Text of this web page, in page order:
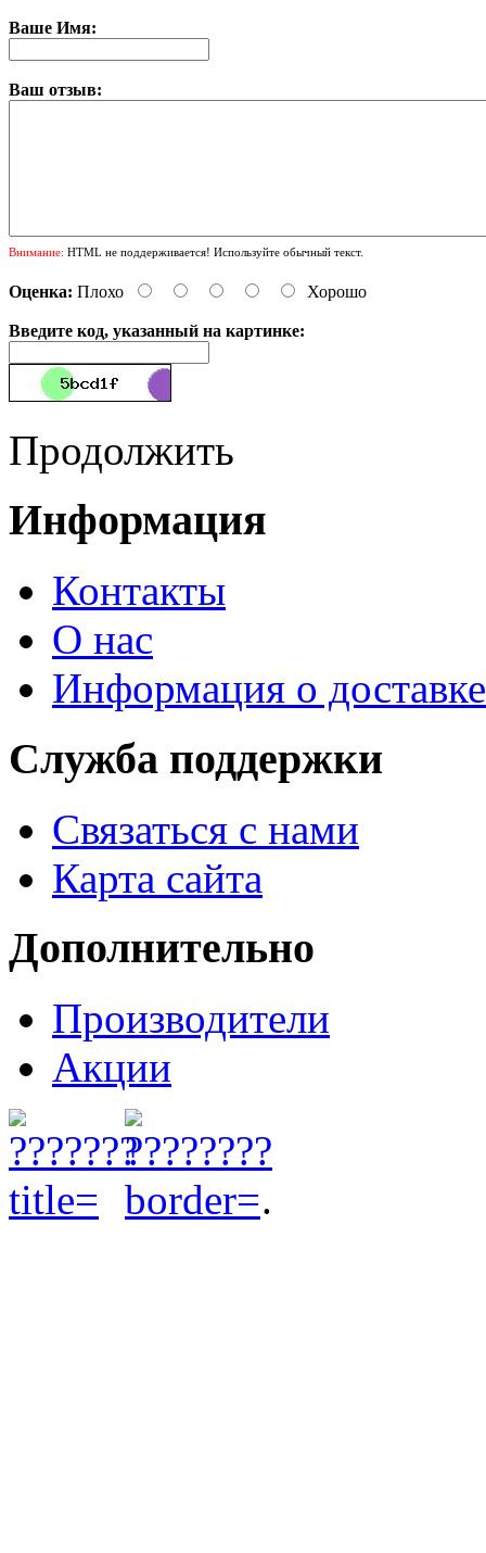
Ваше Имя:
Ваш отзыв:
Внимание: HTML не поддерживается! Используйте обычный текст.
Оценка: Плохо Хорошо
Введите код, указанный на картинке:
Продолжить
Информация
Контакты
О нас
Информация о доставке
Служба поддержки
Связаться с нами
Карта сайта
Дополнительно
Производители
Акции
.